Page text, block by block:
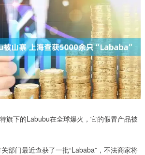
旗下的Labubu在全球爆火，它的假冒产品被
部门最近查获了一批“Lababa”，不法商家将